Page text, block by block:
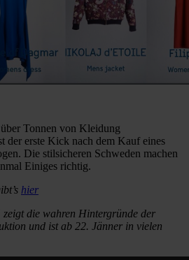
Tonnen von Kleidung
der erste Kick nach dem Kauf eines
Die stilsicheren Schweden machen
Einiges richtig.
hier
die wahren Hintergründe der
und ist ab 22. Jänner in vielen